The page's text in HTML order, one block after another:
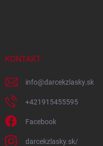
KONTAKT
info@darcekzlasky.sk
+421915455595
Facebook
darcekzlasky.sk/